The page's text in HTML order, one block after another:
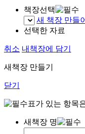
책장선택
새 책장 만들
선택한 자료
취소 내책장에 담기
새책장 만들기
닫기
표가 있는 항목
새책장 명